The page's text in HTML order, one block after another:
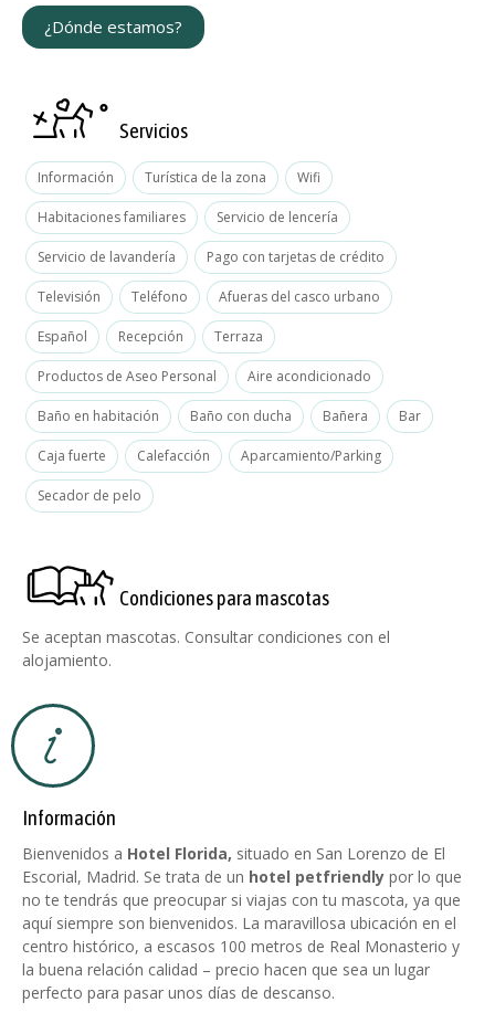
¿Dónde estamos?
Servicios
Información Turística de la zona Wifi
Habitaciones familiares Servicio de lencería
Servicio de lavandería Pago con tarjetas de crédito
Televisión Teléfono Afueras del casco urbano
Español Recepción Terraza
Productos de Aseo Personal Aire acondicionado
Baño en habitación Baño con ducha Bañera Bar
Caja fuerte Calefacción Aparcamiento/Parking
Secador de pelo
Condiciones para mascotas
Se aceptan mascotas. Consultar condiciones con el
alojamiento.
Información
Bienvenidos a Hotel Florida, situado en San Lorenzo de El
Escorial, Madrid. Se trata de un hotel petfriendly por lo que
no te tendrás que preocupar si viajas con tu mascota, ya que
aquí siempre son bienvenidos. La maravillosa ubicación en el
centro histórico, a escasos 100 metros de Real Monasterio y
la buena relación calidad – precio hacen que sea un lugar
perfecto para pasar unos días de descanso.